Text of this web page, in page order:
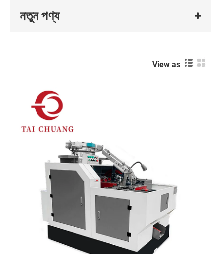
নতুন পণ্য
View as